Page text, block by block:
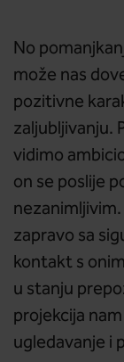
No
može nas
pozitivne
zaljubljivanju.
vidimo
on se poslije
zapravo sa
kontakt s
u stanju
projekcija
ugledavanje i